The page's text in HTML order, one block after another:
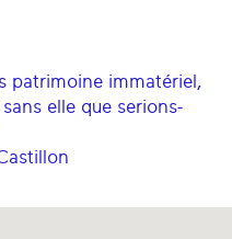
patrimoine immatériel,
elle que serions-